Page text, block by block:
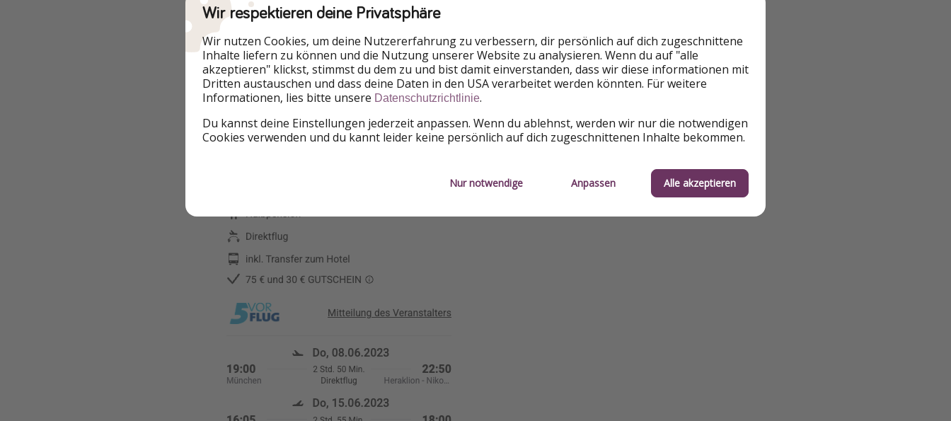
✈️ Reisebeispiel
Wir respektieren deine Privatsphäre
Wir nutzen Cookies, um deine Nutzererfahrung zu verbessern, dir persönlich auf dich zugeschnittene
Inhalte liefern zu können und die Nutzung unserer Website zu analysieren. Wenn du auf "alle
akzeptieren" klickst, stimmst du dem zu und bist damit einverstanden, dass wir diese informationen mit
Dritten austauschen und dass deine Daten in den USA verarbeitet werden könnten. Für weitere
Informationen, lies bitte unsere Datenschutzrichtlinie.
Du kannst deine Einstellungen jederzeit anpassen. Wenn du ablehnst, werden wir nur die notwendigen
Cookies verwenden und du kannt leider keine persönlich auf dich zugeschnittenen Inhalte bekommen.
Nur notwendige Anpassen Alle akzeptieren